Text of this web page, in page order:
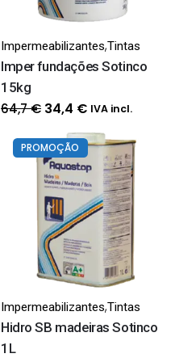
Impermeabilizantes,Tintas
Imper fundações Sotinco
15kg
64,7€ O
original
era:
64,7 €.
34,4 €O
atual
é:
34,4 €.
IVA incl.
PROMOÇÃO
Impermeabilizantes,Tintas
Hidro SB madeiras Sotinco
1L